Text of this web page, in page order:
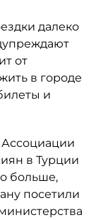
далеко
от
в городе
и
в Турции
больше,
посетили